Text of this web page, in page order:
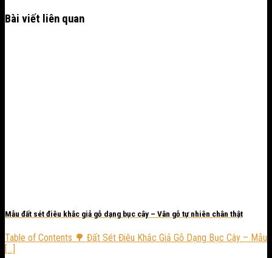
Bài viết liên quan
Mẫu đất sét điêu khắc giả gỗ dạng bục cây – Vân gỗ tự nhiên chân thật
Table of Contents 🌳 Đất Sét Điêu Khắc Giả Gỗ Dạng Bục Cây – Mẫu
[...]